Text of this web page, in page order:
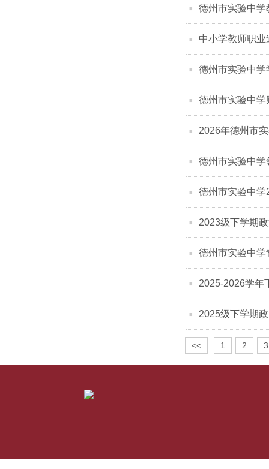
德州市实验中
中小学教师职
德州市实验中
德州市实验中学
2026年德州市
德州市实验中学
德州市实验中
2023级下学期
德州市实验中
2025-2026学年
2025级下学期
<< 1 2 3